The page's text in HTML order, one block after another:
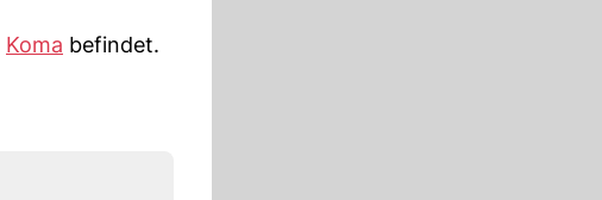
Koma befindet.